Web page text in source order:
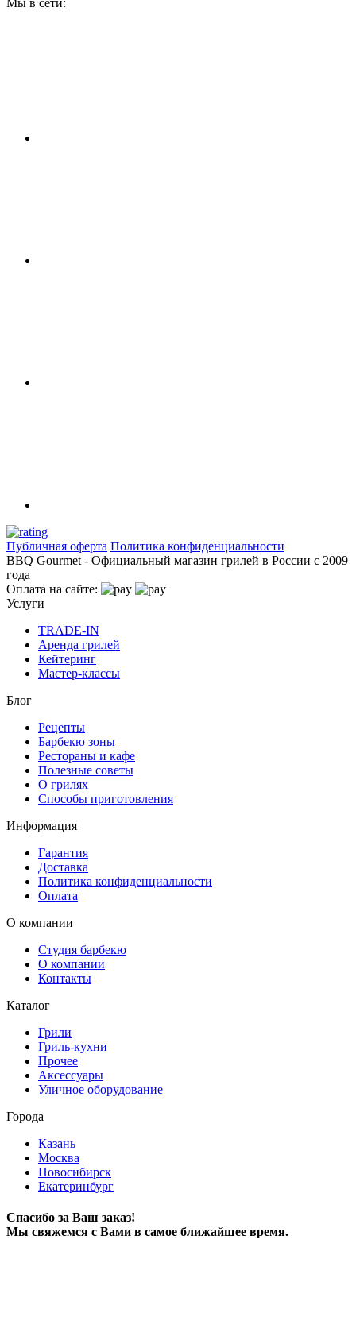
Публичная оферта Политика конфиденциальности
BBQ Gourmet - Официальный магазин грилей в России с 2009
года
Оплата на сайте:
Услуги
TRADE-IN
Аренда грилей
Кейтеринг
Мастер-классы
Блог
Рецепты
Барбекю зоны
Рестораны и кафе
Полезные советы
О грилях
Способы приготовления
Информация
Гарантия
Доставка
Политика конфиденциальности
Оплата
О компании
Студия барбекю
О компании
Контакты
Каталог
Грили
Гриль-кухни
Прочее
Аксессуары
Уличное оборудование
Города
Казань
Москва
Новосибирск
Екатеринбург
Спасибо за Ваш заказ!
Мы свяжемся с Вами в самое ближайшее время.